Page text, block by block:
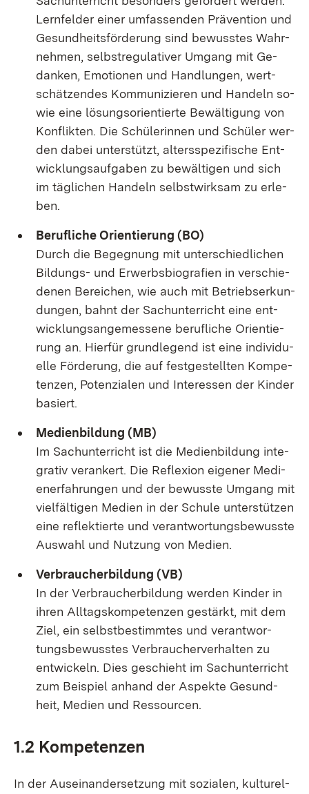
Lern­fel­der ei­ner um­fas­sen­den Prä­ven­ti­on und
Ge­sund­heits­för­de­rung sind be­wuss­tes Wahr­
neh­men, selbst­re­gu­la­ti­ver Um­gang mit Ge­
dan­ken, Emo­tio­nen und Hand­lun­gen, wert­
schät­zen­des Kom­mu­ni­zie­ren und Han­deln so­
wie ei­ne lö­sungs­ori­en­tier­te Be­wäl­ti­gung von
Kon­flik­ten. Die Schü­le­rin­nen und Schü­ler wer­
den da­bei un­ter­stützt, al­ters­spe­zi­fi­sche Ent­
wick­lungs­auf­ga­ben zu be­wäl­ti­gen und sich
im täg­li­chen Han­deln selbst­wirk­sam zu er­le­
ben.
Be­ruf­li­che Ori­en­tie­rung (BO)
Durch die Be­geg­nung mit un­ter­schied­li­chen
Bil­dungs- und Er­werbs­bio­gra­fi­en in ver­schie­
de­nen Be­rei­chen, wie auch mit Be­triebs­er­kun­
dun­gen, bahnt der Sach­un­ter­richt ei­ne ent­
wick­lungs­an­ge­mes­se­ne be­ruf­li­che Ori­en­tie­
rung an. Hier­für grund­le­gend ist ei­ne in­di­vi­du­
el­le För­de­rung, die auf fest­ge­stell­ten Kom­pe­
ten­zen, Po­ten­zia­len und In­ter­es­sen der Kin­der
ba­siert.
Me­di­en­bil­dung (MB)
Im Sach­un­ter­richt ist die Me­di­en­bil­dung in­te­
gra­tiv ver­an­kert. Die Re­fle­xi­on ei­ge­ner Me­di­
ener­fah­run­gen und der be­wuss­te Um­gang mit
viel­fäl­ti­gen Me­di­en in der Schu­le un­ter­stüt­zen
ei­ne re­flek­tier­te und ver­ant­wor­tungs­be­wuss­te
Aus­wahl und Nut­zung von Me­di­en.
Ver­brau­cher­bil­dung (VB)
In der Ver­brau­cher­bil­dung wer­den Kin­der in
ih­ren All­tags­kom­pe­ten­zen ge­stärkt, mit dem
Ziel, ein selbst­be­stimm­tes und ver­ant­wor­
tungs­be­wuss­tes Ver­brau­cher­ver­hal­ten zu
ent­wi­ckeln. Dies ge­schieht im Sach­un­ter­richt
zum Bei­spiel an­hand der As­pek­te Ge­sund­
heit, Me­di­en und Res­sour­cen.
1.2 Kom­pe­ten­zen
In der Aus­ein­an­der­set­zung mit so­zia­len, kul­tu­rel­